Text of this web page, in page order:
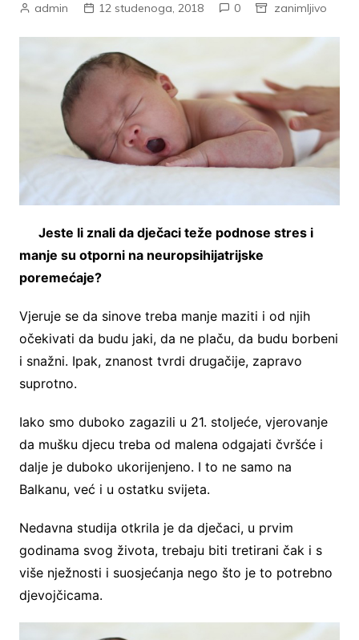
admin 12 studenoga, 2018 0 zanimljivo
Jeste li znali da dječaci teže podnose stres i
manje su otporni na neuropsihijatrijske
poremećaje?
Vjeruje se da sinove treba manje maziti i od njih
očekivati da budu jaki, da ne plaču, da budu borbeni
i snažni. Ipak, znanost tvrdi drugačije, zapravo
suprotno.
Iako smo duboko zagazili u 21. stoljeće, vjerovanje
da mušku djecu treba od malena odgajati čvršće i
dalje je duboko ukorijenjeno. I to ne samo na
Balkanu, već i u ostatku svijeta.
Nedavna studija otkrila je da dječaci, u prvim
godinama svog života, trebaju biti tretirani čak i s
više nježnosti i suosjećanja nego što je to potrebno
djevojčicama.